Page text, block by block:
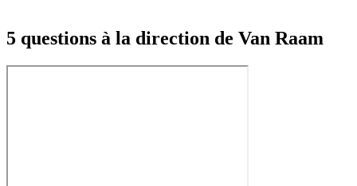
5 questions à la direction de Van Raam